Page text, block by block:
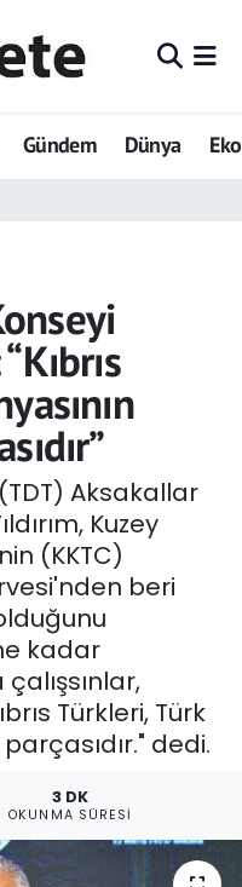
Gündem Dünya
Aksakallar
Kuzey
(KKTC)
beri
kadar
Türkleri, Türk
dedi.
3 DK
OKUNMA SÜRESI